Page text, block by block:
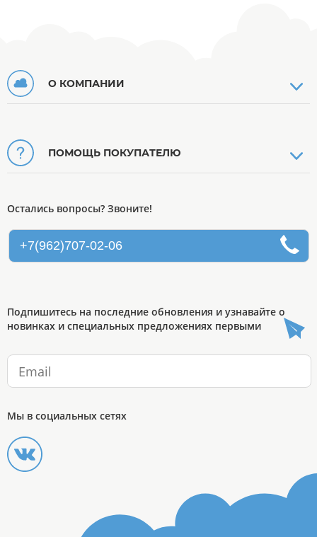
О КОМПАНИИ
ПОМОЩЬ ПОКУПАТЕЛЮ
Остались вопросы? Звоните!
+7(962)707-02-06
Подпишитесь на последние обновления и узнавайте о
новинках и специальных предложениях первыми
Мы в социальных сетях